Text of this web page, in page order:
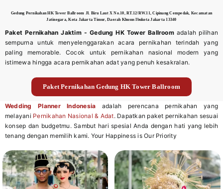
Gedung PernikahanHK Tower Ballroom Jl. Biru Laut X No.10, RT.12/RW.11, Cipinang Cempedak, Kecamatan
Jatinegara, Kota Jakarta Timur, Daerah Khusus Ibukota Jakarta 13340
Paket Pernikahan Jaktim - GedungHK Tower Ballroomadalah pilihan
sempurna untuk menyelenggarakan acara pernikahan terindah yang
paling memorable. Cocok untuk pernikahan nasional modern yang
istimewa hingga acara pernikahan adat yang penuh kesakralan.
Paket Pernikahan Gedung HK Tower Ballroom
Wedding Planner Indonesia adalah perencana pernikahan yang
melayani Pernikahan Nasional & Adat. Dapatkan paket pernikahan sesuai
konsep dan budgetmu. Sambut hari spesial Anda dengan hati yang lebih
tenang dengan memilih kami. Your Happiness is Our Priority